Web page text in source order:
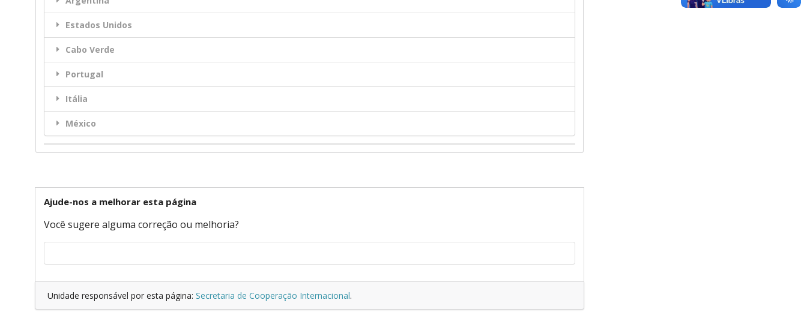
Estados Unidos
Cabo Verde
Portugal
Itália
México
Ajude-nos a melhorar esta página
Você sugere alguma correção ou melhoria?
Unidade responsável por esta página: Secretaria de Cooperação Internacional.